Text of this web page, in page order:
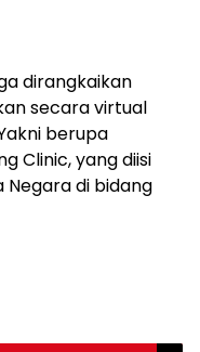
dirangkaikan
secara virtual
berupa
Clinic, yang diisi
di bidang